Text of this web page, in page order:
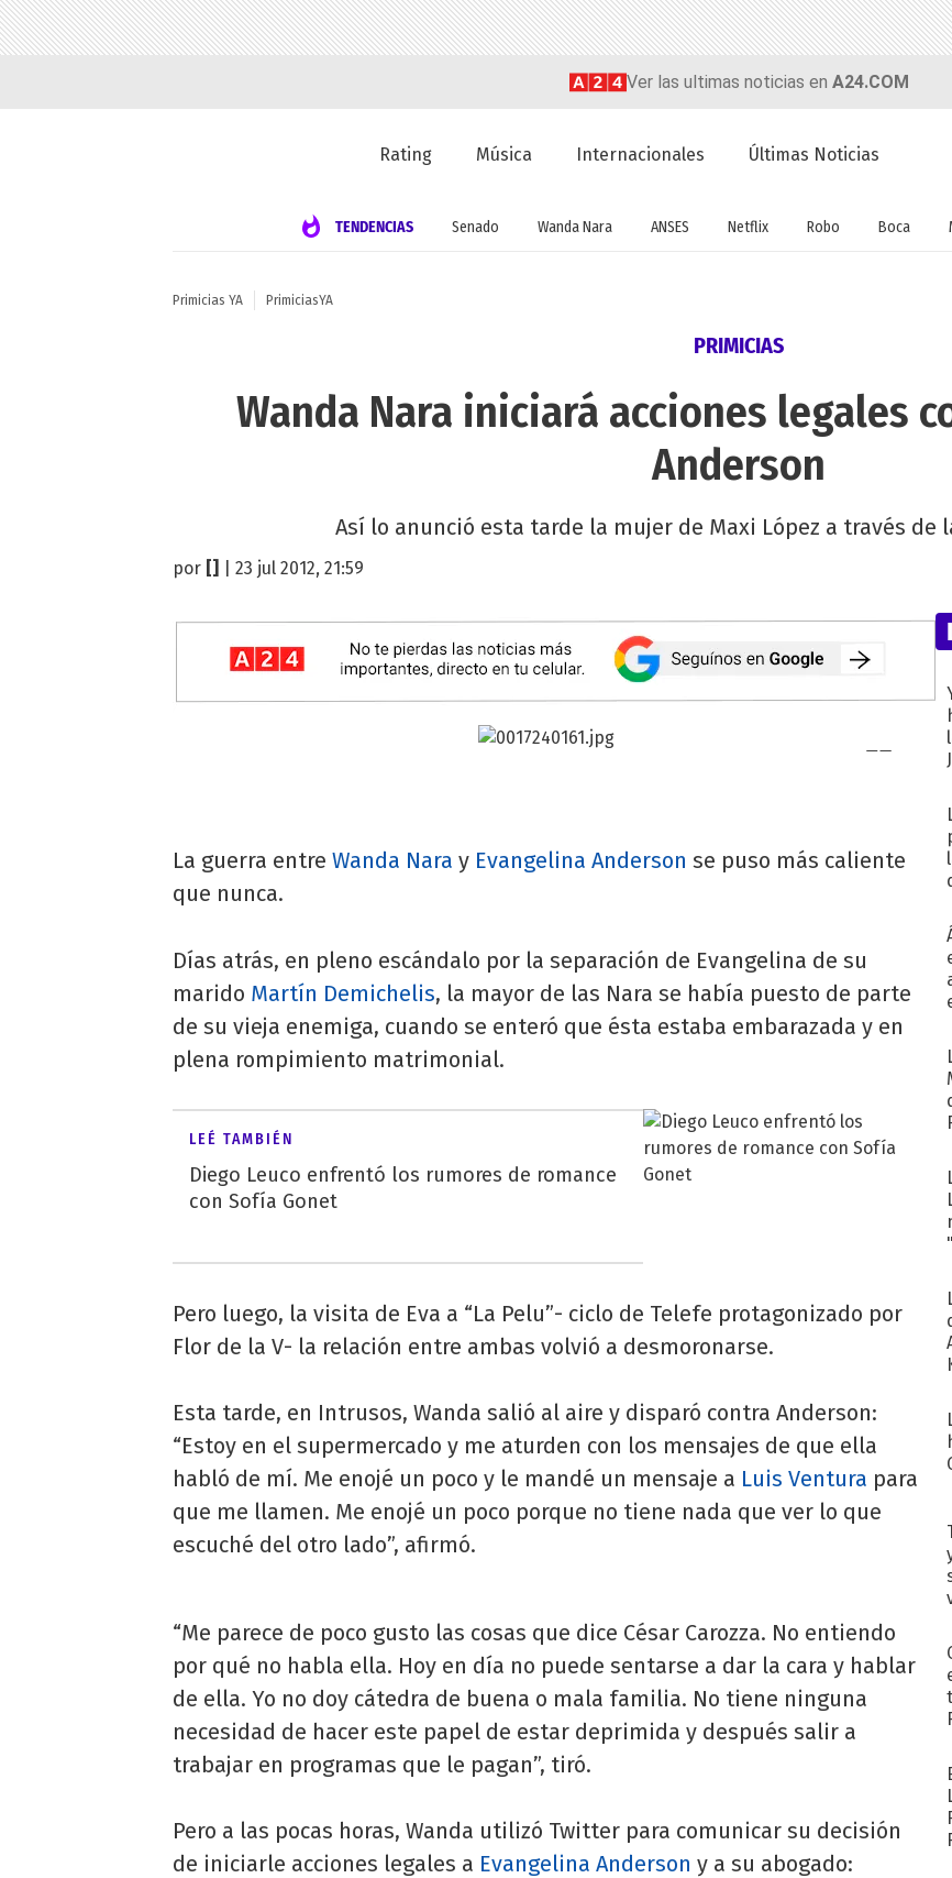
Ver las ultimas noticias en A24.COM
Rating Música Internacionales Últimas Noticias
TENDENCIAS Senado Wanda Nara ANSES Netflix Robo Boca
Primicias YA PrimiciasYA
PRIMICIAS
Wanda Nara iniciará acciones legales
Anderson
Así lo anunció esta tarde la mujer de Maxi López a través de
por | 23 jul 2012, 21:59
La guerra entre Wanda Nara y Evangelina Anderson se puso más caliente
que nunca.
Días atrás, en pleno escándalo por la separación de Evangelina de su
marido Martín Demichelis, la mayor de las Nara se había puesto de parte
de su vieja enemiga, cuando se enteró que ésta estaba embarazada y en
plena rompimiento matrimonial.
LEÉ TAMBIÉN
Diego Leuco enfrentó los rumores de romance
con Sofía Gonet
Pero luego, la visita de Eva a “La Pelu”- ciclo de Telefe protagonizado por
Flor de la V- la relación entre ambas volvió a desmoronarse.
Esta tarde, en Intrusos, Wanda salió al aire y disparó contra Anderson:
“Estoy en el supermercado y me aturden con los mensajes de que ella
habló de mí. Me enojé un poco y le mandé un mensaje a Luis Ventura para
que me llamen. Me enojé un poco porque no tiene nada que ver lo que
escuché del otro lado”, afirmó.
“Me parece de poco gusto las cosas que dice César Carozza. No entiendo
por qué no habla ella. Hoy en día no puede sentarse a dar la cara y hablar
de ella. Yo no doy cátedra de buena o mala familia. No tiene ninguna
necesidad de hacer este papel de estar deprimida y después salir a
trabajar en programas que le pagan”, tiró.
Pero a las pocas horas, Wanda utilizó Twitter para comunicar su decisión
de iniciarle acciones legales a Evangelina Anderson y a su abogado: